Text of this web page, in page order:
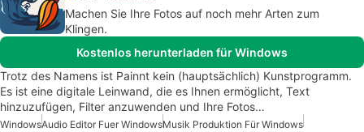
Machen Sie Ihre Fotos auf noch mehr Arten zum
Klingen.
Kostenlos herunterladen für Windows
Trotz des Namens ist Painnt kein (hauptsächlich) Kunstprogramm.
Es ist eine digitale Leinwand, die es Ihnen ermöglicht, Text
hinzuzufügen, Filter anzuwenden und Ihre Fotos…
WindowsAudio Editor Fuer WindowsMusik Produktion Für Windows